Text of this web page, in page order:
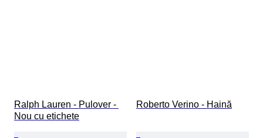
Ralph Lauren - Pulover -
Nou cu etichete
Roberto Verino - Haină